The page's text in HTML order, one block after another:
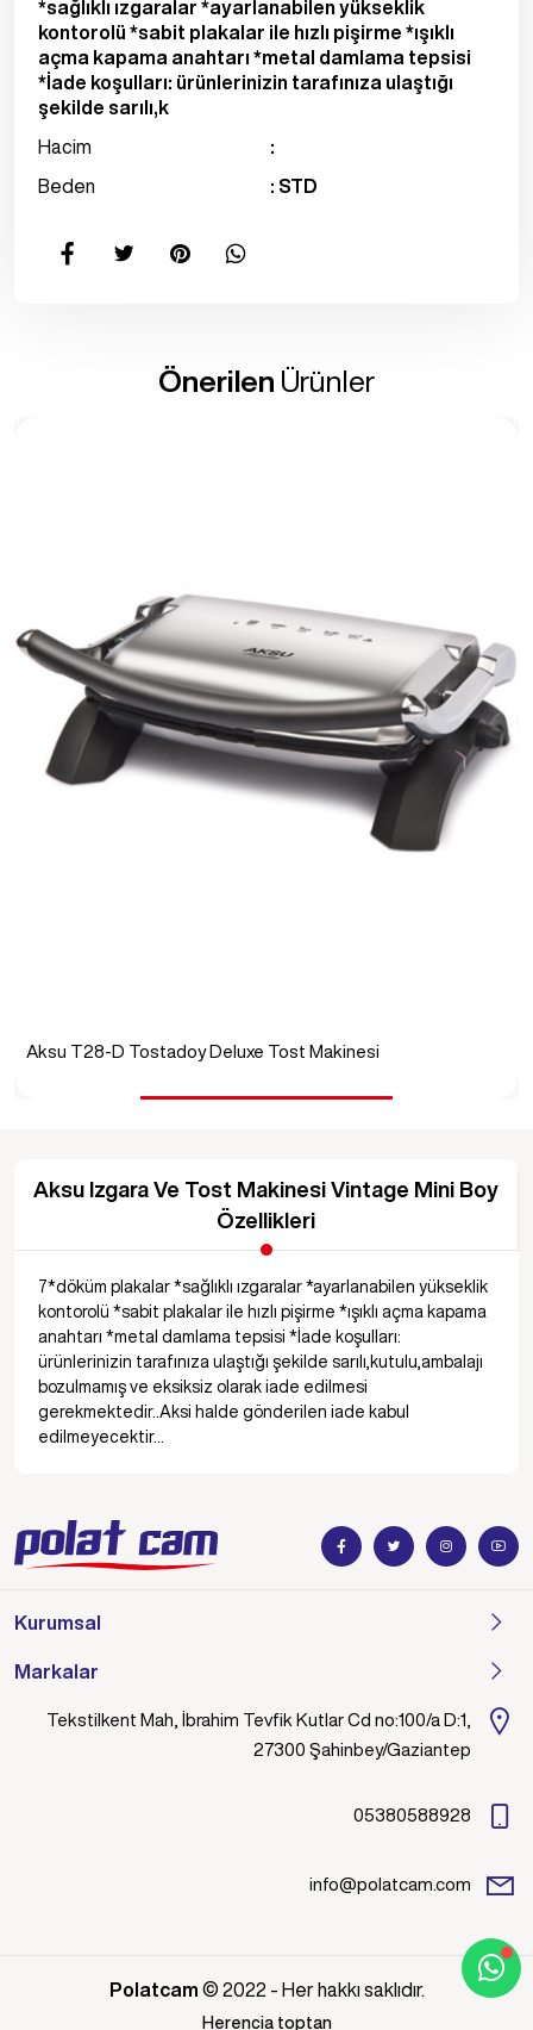
*sağlıklı ızgaralar *ayarlanabilen yükseklik
kontorolü *sabit plakalar ile hızlı pişirme *ışıklı
açma kapama anahtarı *metal damlama tepsisi
*İade koşulları: ürünlerinizin tarafınıza ulaştığı
şekilde sarılı,k
Hacim :
Beden : STD
Önerilen Ürünler
Aksu T28-D Tostadoy Deluxe Tost Makinesi
Aksu Izgara Ve Tost Makinesi Vintage Mini Boy
Özellikleri
7*döküm plakalar *sağlıklı ızgaralar *ayarlanabilen yükseklik
kontorolü *sabit plakalar ile hızlı pişirme *ışıklı açma kapama
anahtarı *metal damlama tepsisi *İade koşulları:
ürünlerinizin tarafınıza ulaştığı şekilde sarılı,kutulu,ambalajı
bozulmamış ve eksiksiz olarak iade edilmesi
gerekmektedir..Aksi halde gönderilen iade kabul
edilmeyecektir…
Kurumsal
Markalar
Tekstilkent Mah, İbrahim Tevfik Kutlar Cd no:100/a D:1,
27300 Şahinbey/Gaziantep
05380588928
info@polatcam.com
Polatcam © 2022 - Her hakkı saklıdır.
Herencia toptan